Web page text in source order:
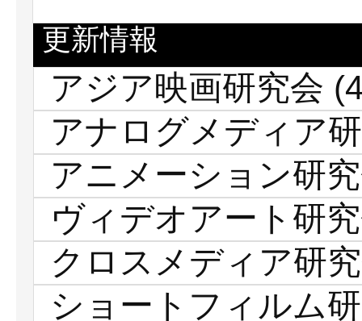
更新情報
アジア映画研究会
アナログメディア
アニメーション研
ヴィデオアート研
クロスメディア研
ショートフィルム